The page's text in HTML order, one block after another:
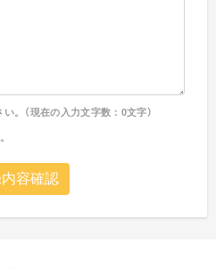
。（現在の入力文字数： 0文字）